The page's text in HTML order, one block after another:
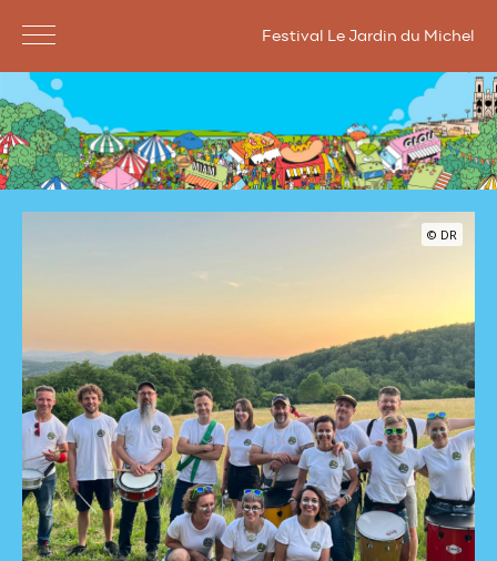
© DR
Festival Le Jardin du Michel